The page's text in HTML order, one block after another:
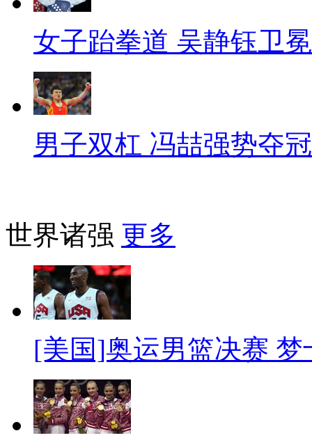
女子跆拳道 吴静钰卫冕
男子双杠 冯喆强势夺冠
世界诸强 更多
[美国]奥运男篮决赛